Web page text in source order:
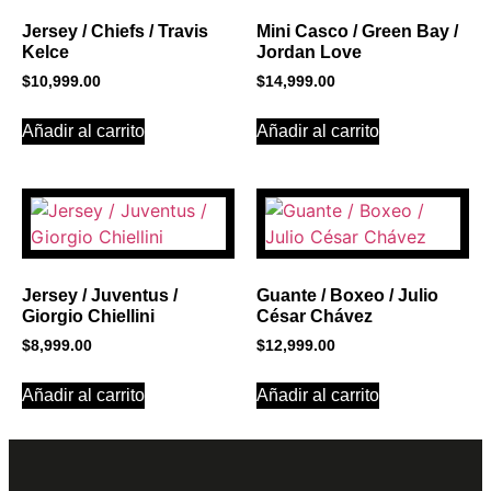
Jersey / Chiefs / Travis
Kelce
$10,999.00
Añadir al carrito
Mini Casco / Green Bay /
Jordan Love
$14,999.00
Añadir al carrito
Jersey / Juventus /
Giorgio Chiellini
$8,999.00
Añadir al carrito
Guante / Boxeo / Julio
César Chávez
$12,999.00
Añadir al carrito